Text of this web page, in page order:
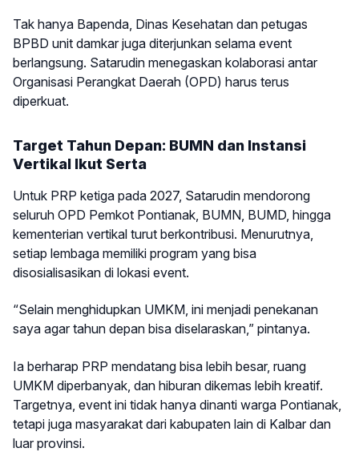
Tak hanya Bapenda, Dinas Kesehatan dan petugas
BPBD unit damkar juga diterjunkan selama event
berlangsung. Satarudin menegaskan kolaborasi antar
Organisasi Perangkat Daerah (OPD) harus terus
diperkuat.
Target Tahun Depan: BUMN dan Instansi
Vertikal Ikut Serta
Untuk PRP ketiga pada 2027, Satarudin mendorong
seluruh OPD Pemkot Pontianak, BUMN, BUMD, hingga
kementerian vertikal turut berkontribusi. Menurutnya,
setiap lembaga memiliki program yang bisa
disosialisasikan di lokasi event.
“Selain menghidupkan UMKM, ini menjadi penekanan
saya agar tahun depan bisa diselaraskan,” pintanya.
Ia berharap PRP mendatang bisa lebih besar, ruang
UMKM diperbanyak, dan hiburan dikemas lebih kreatif.
Targetnya, event ini tidak hanya dinanti warga Pontianak,
tetapi juga masyarakat dari kabupaten lain di Kalbar dan
luar provinsi.